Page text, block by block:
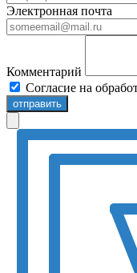
Электронная почта
Комментарий
Согласие на
отправить